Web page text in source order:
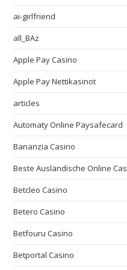
ai-girlfriend
all_BAz
Apple Pay Casino
Apple Pay Nettikasinot
articles
Automaty Online Paysafecard
Bananzia Casino
Beste Ausländische Online
Betcleo Casino
Betero Casino
Betfouru Casino
Betportal Casino